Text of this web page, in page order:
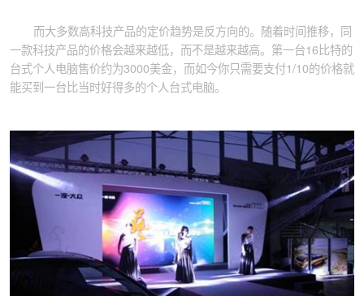
而大多数高科技产品的定价趋势是反方向的。随着时间推移，同
一款科技产品的价格会越来越低，而不是越来越高。第一台16比特的
台式个人电脑售价约为3000美金，而如今你只需要支付1/10的价格就
能买到一台比当时好得多的个人台式电脑。